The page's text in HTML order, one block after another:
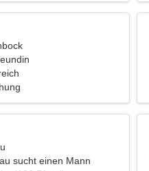
sucht einen Mann